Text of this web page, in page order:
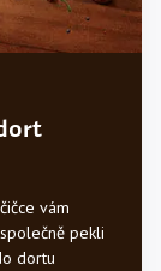
vám
pekli
dortu